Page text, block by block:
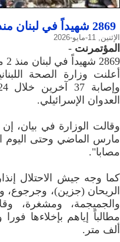
2869 شهيداً في لبنان منذ 2 مارس
الإثنين, 11-مايو-2026
المؤتمرنت -
2869 شهيداً في لبنان منذ 2 مارس
العدوان الإسرائيلي.
مصابا".
كما وجه جيش الاحتلال
الريحان (جزين)، وجرجوع،
والجميجمة، ومشغرة،
مطالباً إياهم بإخلاءها
ألف متر.